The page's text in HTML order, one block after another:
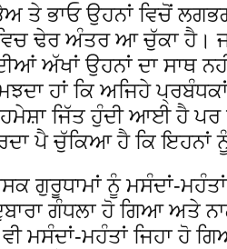
ਤੇ ਭਾਓ ਉਹਨਾਂ ਵਿਚੋਂ
ਵਿਚ ਢੇਰ ਅੰਤਰ ਆ ਚੁੱਕਾ
ਅੱਖਾਂ ਉਹਨਾਂ ਦਾ ਸਾਥ
ਹਾਂ ਕਿ ਅਜਿਹੇ
ਹਮੇਸ਼ਾ ਜਿੱਤ ਹੁੰਦੀ ਆਈ ਹੈ
ਪੈ ਚੁੱਕਿਆ ਹੈ ਕਿ ਇਹਨਾਂ
ਗੁਰੂਧਾਮਾਂ ਨੂੰ ਮਸੰਦਾਂ-
ਗੰਧਲਾ ਹੋ ਗਿਆ ਅਤੇ
ਵੀ ਮਸੰਦਾਂ-ਮਹੰਤਾਂ ਜਿਹਾ